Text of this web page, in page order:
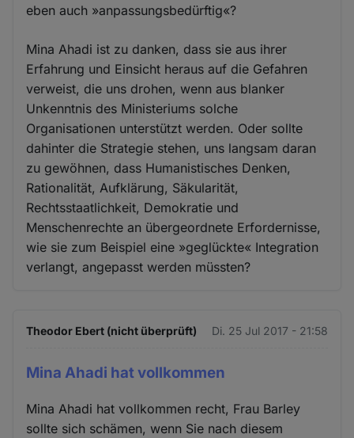
eben auch »anpassungsbedürftig«?
Mina Ahadi ist zu danken, dass sie aus ihrer
Erfahrung und Einsicht heraus auf die Gefahren
verweist, die uns drohen, wenn aus blanker
Unkenntnis des Ministeriums solche
Organisationen unterstützt werden. Oder sollte
dahinter die Strategie stehen, uns langsam daran
zu gewöhnen, dass Humanistisches Denken,
Rationalität, Aufklärung, Säkularität,
Rechtsstaatlichkeit, Demokratie und
Menschenrechte an übergeordnete Erfordernisse,
wie sie zum Beispiel eine »geglückte« Integration
verlangt, angepasst werden müssten?
Theodor Ebert (nicht überprüft) Di. 25 Jul 2017 - 21:58
Mina Ahadi hat vollkommen
Mina Ahadi hat vollkommen recht, Frau Barley
sollte sich schämen, wenn Sie nach diesem